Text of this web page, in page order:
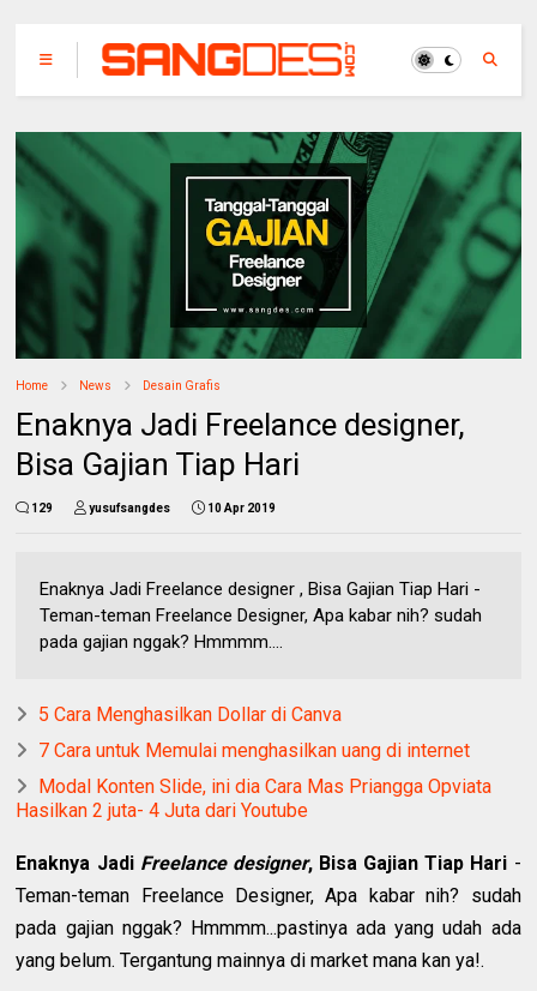
Home News Desain Grafis
Enaknya Jadi Freelance designer,
Bisa Gajian Tiap Hari
129 yusufsangdes 10 Apr 2019
Enaknya Jadi Freelance designer , Bisa Gajian Tiap Hari -
Teman-teman Freelance Designer, Apa kabar nih? sudah
pada gajian nggak? Hmmmm....
5 Cara Menghasilkan Dollar di Canva
7 Cara untuk Memulai menghasilkan uang di internet
Modal Konten Slide, ini dia Cara Mas Priangga Opviata
Hasilkan 2 juta- 4 Juta dari Youtube
Enaknya Jadi Freelance designer, Bisa Gajian Tiap Hari -
Teman-teman Freelance Designer, Apa kabar nih? sudah
pada gajian nggak? Hmmmm...pastinya ada yang udah ada
yang belum. Tergantung mainnya di market mana kan ya!.